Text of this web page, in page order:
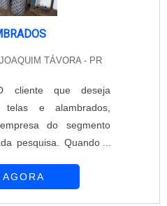
TÁVORA - PR
cliente que deseja
e alambrados,
do segmento
pesquisa. Quando o
Requinte das Telas